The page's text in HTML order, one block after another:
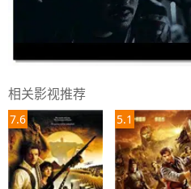
相关影视推荐
7.6 5.1